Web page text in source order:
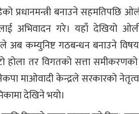
प्रधानमन्त्री बनाउने सहमतिपछि
अभिवादन गरे। यहाँ देखियो
अब कम्युनिष्ट गठबन्धन बनाउने
होला तर विगतको सत्ता
माओवादी केन्द्रले सरकारको
देखिने भयो।